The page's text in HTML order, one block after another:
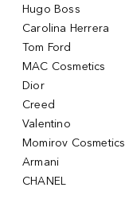
Hugo Boss
Carolina Herrera
Tom Ford
MAC Cosmetics
Dior
Creed
Valentino
Momirov Cosmetics
Armani
CHANEL